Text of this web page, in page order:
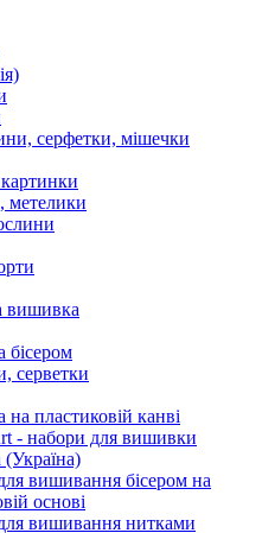
серфетки, мішечки
метелики
вишивка
серветки
пластиковій канві
- набори для вишивки
(Україна)
вишивання бісером на
основі
вишивання нитками